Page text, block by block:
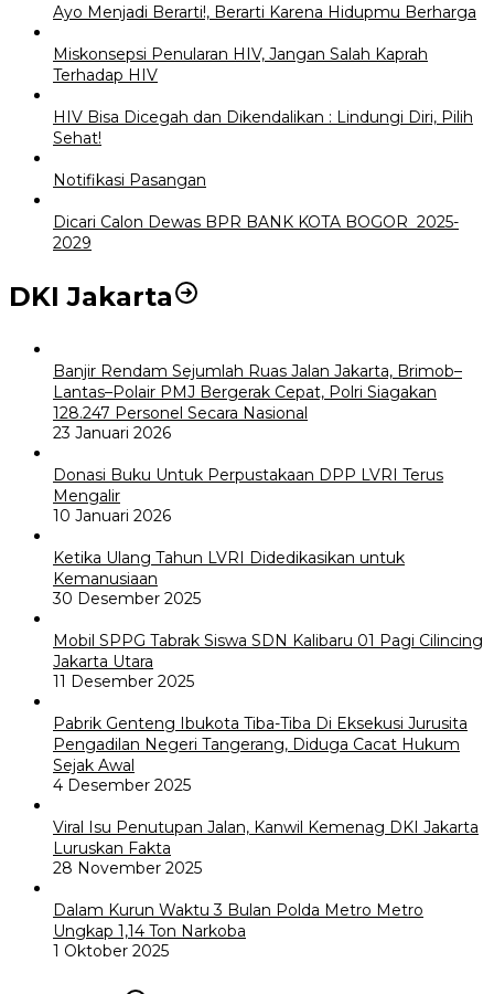
Ayo Menjadi Berarti!, Berarti Karena Hidupmu Berharga
Miskonsepsi Penularan HIV, Jangan Salah Kaprah
Terhadap HIV
HIV Bisa Dicegah dan Dikendalikan : Lindungi Diri, Pilih
Sehat!
Notifikasi Pasangan
Dicari Calon Dewas BPR BANK KOTA BOGOR 2025-
2029
DKI Jakarta
Banjir Rendam Sejumlah Ruas Jalan Jakarta, Brimob–
Lantas–Polair PMJ Bergerak Cepat, Polri Siagakan
128.247 Personel Secara Nasional
23 Januari 2026
Donasi Buku Untuk Perpustakaan DPP LVRI Terus
Mengalir
10 Januari 2026
Ketika Ulang Tahun LVRI Didedikasikan untuk
Kemanusiaan
30 Desember 2025
Mobil SPPG Tabrak Siswa SDN Kalibaru 01 Pagi Cilincing
Jakarta Utara
11 Desember 2025
Pabrik Genteng Ibukota Tiba-Tiba Di Eksekusi Jurusita
Pengadilan Negeri Tangerang, Diduga Cacat Hukum
Sejak Awal
4 Desember 2025
Viral Isu Penutupan Jalan, Kanwil Kemenag DKI Jakarta
Luruskan Fakta
28 November 2025
Dalam Kurun Waktu 3 Bulan Polda Metro Metro
Ungkap 1,14 Ton Narkoba
1 Oktober 2025